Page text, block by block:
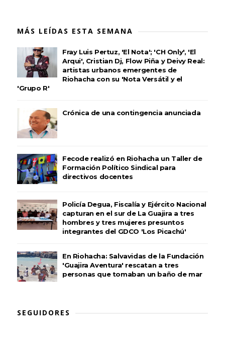
MÁS LEÍDAS ESTA SEMANA
Fray Luis Pertuz, 'El Nota'; 'CH Only', 'El
Arqui', Cristian Dj, Flow Piña y Deivy Real:
artistas urbanos emergentes de
Riohacha con su 'Nota Versátil y el
'Grupo R'
Crónica de una contingencia anunciada
Fecode realizó en Riohacha un Taller de
Formación Político Sindical para
directivos docentes
Policía Degua, Fiscalía y Ejército Nacional
capturan en el sur de La Guajira a tres
hombres y tres mujeres presuntos
integrantes del GDCO 'Los Picachú'
En Riohacha: Salvavidas de la Fundación
'Guajira Aventura' rescatan a tres
personas que tomaban un baño de mar
SEGUIDORES